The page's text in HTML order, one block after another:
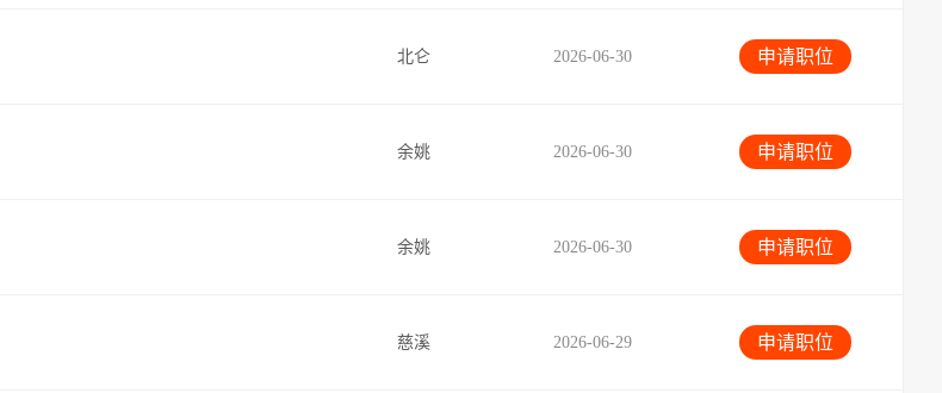
申请职位
2026-06-30
北仑
申请职位
2026-06-30
余姚
申请职位
2026-06-30
余姚
申请职位
2026-06-29
慈溪